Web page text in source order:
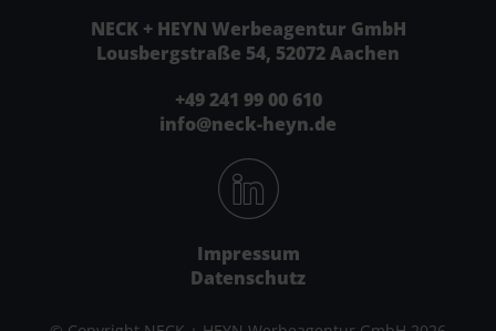
NECK + HEYN Werbeagentur GmbH
Lousbergstraße 54, 52072 Aachen
+49 241 99 00 610
info@neck-heyn.de
Impressum
Datenschutz